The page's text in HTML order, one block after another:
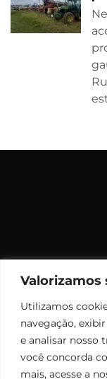
Valorizamos
Utilizamos
navegação,
e analisar nosso
você concorda
mais, acesse a